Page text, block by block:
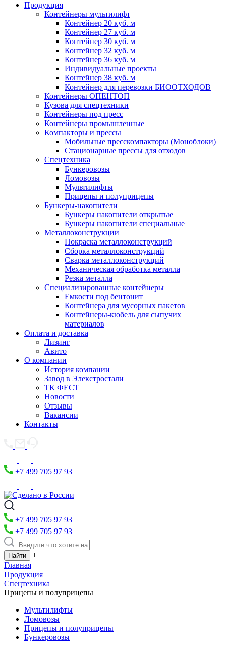
Продукция
Контейнеры мультилифт
Контейнер 20 куб. м
Контейнер 27 куб. м
Контейнер 30 куб. м
Контейнер 32 куб. м
Контейнер 36 куб. м
Индивидуальные проекты
Контейнер 38 куб. м
Контейнер для перевозки БИООТХОДОВ
Контейнеры ОПЕНТОП
Кузова для спецтехники
Контейнеры под пресс
Контейнеры промышленные
Компакторы и прессы
Мобильные пресскомпакторы (Моноблоки)
Стационарные прессы для отходов
Спецтехника
Бункеровозы
Ломовозы
Мультилифты
Прицепы и полуприцепы
Бункеры-накопители
Бункеры накопители открытые
Бункеры накопители специальные
Металлоконструкции
Покраска металлоконструкций
Сборка металлоконструкций
Сварка металлоконструкций
Механическая обработка металла
Резка металла
Специализированные контейнеры
Емкости под бентонит
Контейнера для мусорных пакетов
Контейнеры-кюбель для сыпучих
материалов
Оплата и доставка
Лизинг
Авито
О компании
История компании
Завод в Элекстростали
ТК ФЕСТ
Новости
Отзывы
Вакансии
Контакты
+7 499 705 97 93
+7 499 705 97 93
+7 499 705 97 93
+
Главная
Продукция
Спецтехника
Прицепы и полуприцепы
Мультилифты
Ломовозы
Прицепы и полуприцепы
Бункеровозы